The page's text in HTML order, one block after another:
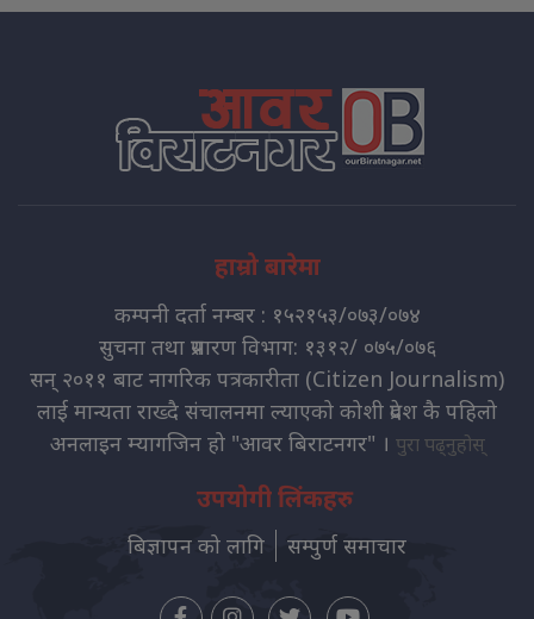
हाम्रो बारेमा
कम्पनी दर्ता नम्बर : १५२१५३/०७३/०७४
सुचना तथा प्रसारण विभाग: १३१२/ ०७५/०७६
सन् २०११ बाट नागरिक पत्रकारीता (Citizen Journalism)
लाई मान्यता राख्दै संचालनमा ल्याएको कोशी प्रदेश कै पहिलो
अनलाइन म्यागजिन हो "आवर बिराटनगर" । पुरा पढ्नुहोस्
उपयोगी लिंकहरु
बिज्ञापन को लागि सम्पुर्ण समाचार